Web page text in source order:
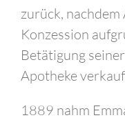
zurück,
Konzession
Betätigung
Apotheke
1889 nahm